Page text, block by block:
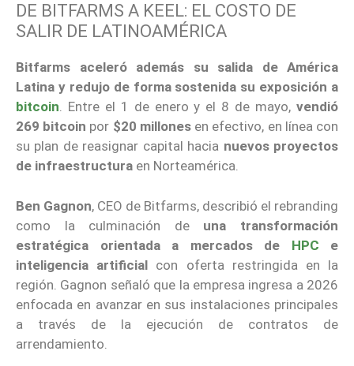
DE BITFARMS A KEEL: EL COSTO DE
SALIR DE LATINOAMÉRICA
Bitfarms aceleró además su salida de América
Latina y redujo de forma sostenida su exposición a
bitcoin. Entre el 1 de enero y el 8 de mayo, vendió
269 bitcoin por $20 millonesen efectivo, en línea con
su plan de reasignar capital hacia nuevos proyectos
de infraestructura en Norteamérica.
Ben Gagnon, CEO de Bitfarms, describió el rebranding
como la culminación de una transformación
estratégica orientada a mercados de HPC e
inteligencia artificial con oferta restringida en la
región. Gagnon señaló que la empresa ingresa a 2026
enfocada en avanzar en sus instalaciones principales
a través de la ejecución de contratos de
arrendamiento.